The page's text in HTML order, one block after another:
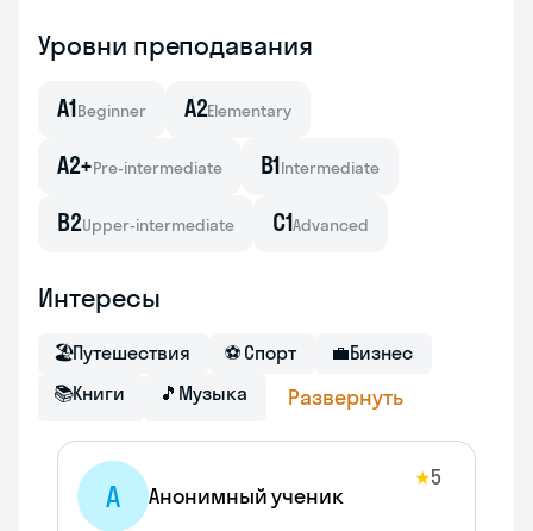
Уровни преподавания
A1Beginner A2Elementary
A2+Pre-intermediate B1Intermediate
B2Upper-intermediate C1Advanced
Интересы
🏖Путешествия ⚽ Спорт 💼Бизнес
📚Книги 🎵 Музыка Развернуть
А Анонимный ученик
★5